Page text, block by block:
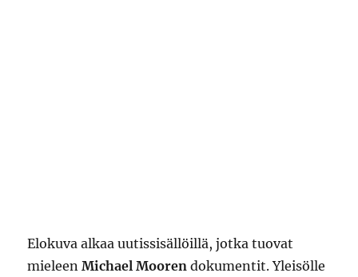
Elokuva alkaa uutissisällöillä, jotka tuovat
mieleenMichael Mooren dokumentit. Yleisölle